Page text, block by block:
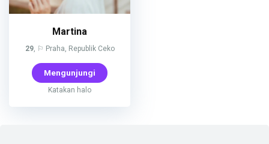
Martina
29, ⚐ Praha, Republik Ceko
Mengunjungi
Katakan halo